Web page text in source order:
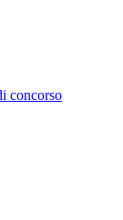
concorso